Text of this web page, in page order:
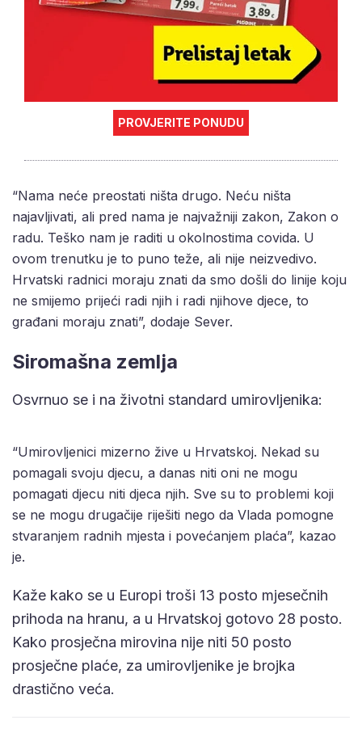
PROVJERITE PONUDU
“Nama neće preostati ništa drugo. Neću ništa
najavljivati, ali pred nama je najvažniji zakon, Zakon o
radu. Teško nam je raditi u okolnostima covida. U
ovom trenutku je to puno teže, ali nije neizvedivo.
Hrvatski radnici moraju znati da smo došli do linije koju
ne smijemo prijeći radi njih i radi njihove djece, to
građani moraju znati”, dodaje Sever.
Siromašna zemlja
Osvrnuo se i na životni standard umirovljenika:
“Umirovljenici mizerno žive u Hrvatskoj. Nekad su
pomagali svoju djecu, a danas niti oni ne mogu
pomagati djecu niti djeca njih. Sve su to problemi koji
se ne mogu drugačije riješiti nego da Vlada pomogne
stvaranjem radnih mjesta i povećanjem plaća”, kazao
je.
Kaže kako se u Europi troši 13 posto mjesečnih
prihoda na hranu, a u Hrvatskoj gotovo 28 posto.
Kako prosječna mirovina nije niti 50 posto
prosječne plaće, za umirovljenike je brojka
drastično veća.